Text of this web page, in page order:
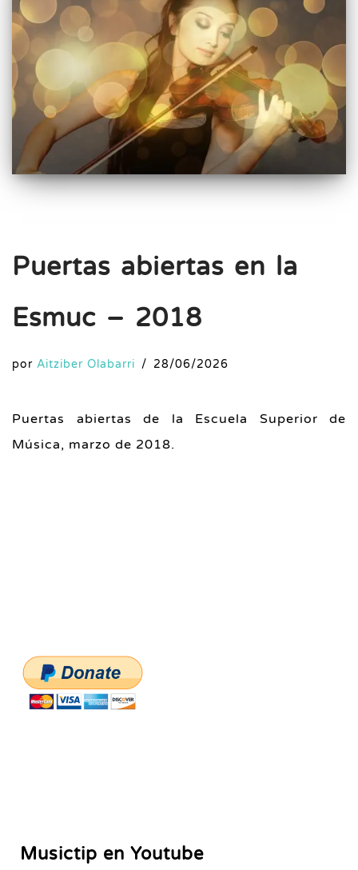
Puertas abiertas en la
Esmuc – 2018
por Aitziber Olabarri 28/06/2026
Puertas abiertas de la Escuela Superior de
Música, marzo de 2018.
Musictip en Youtube